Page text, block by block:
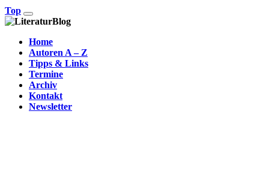
Top
Home
Autoren A – Z
Tipps & Links
Termine
Archiv
Kontakt
Newsletter